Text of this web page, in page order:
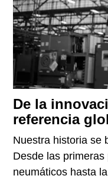
De la
referencia
Nuestra historia se
Desde las
neumáticos hasta